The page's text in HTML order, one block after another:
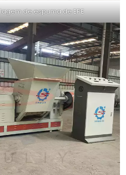
de espuma de EPE